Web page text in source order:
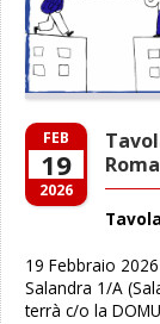
FEB
19
2026
Roma
19 Febbraio
Salandra 1/A
terrà c/o la